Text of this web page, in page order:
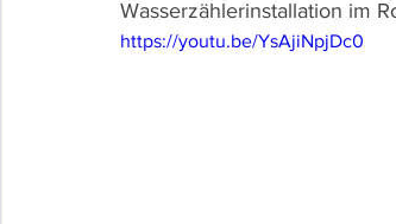
Wasserzählerinstallation im
https://youtu.be/YsAjiNpjDc0